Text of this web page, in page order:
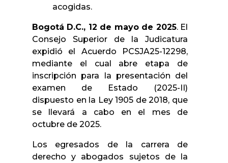
acogidas.
Bogotá D.C., 12 de mayo de 2025. El
Consejo Superior de la Judicatura
expidió el Acuerdo PCSJA25-12298,
mediante el cual abre etapa de
inscripción para la presentación del
examen de Estado (2025-II)
dispuesto en la Ley 1905 de 2018, que
se llevará a cabo en el mes de
octubre de 2025.
Los egresados de la carrera de
derecho y abogados sujetos de la